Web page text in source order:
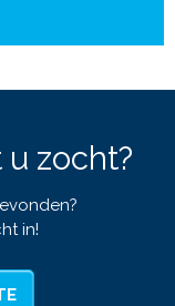
zocht?
in!